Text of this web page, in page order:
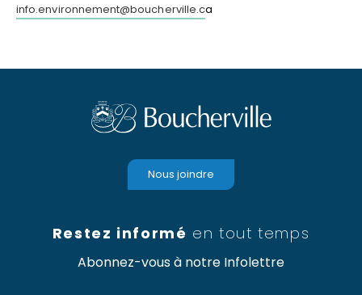
info.environnement@boucherville.ca
Restez informé en tout temps
Abonnez-vous à notre Infolettre
Nous joindre